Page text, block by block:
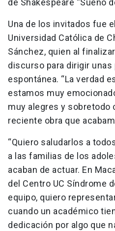
de Shakespeare “Sueño
Una de los invitados fue
Universidad Católica de
Sánchez, quien al
discurso para dirigir unas
espontánea. “La verdad
estamos muy
muy alegres y sobretodo
reciente obra que
“Quiero saludarlos a
a las familias de los
acaban de actuar. En
del Centro UC Síndrome
equipo, quiero
cuando un académico
dedicación por algo que